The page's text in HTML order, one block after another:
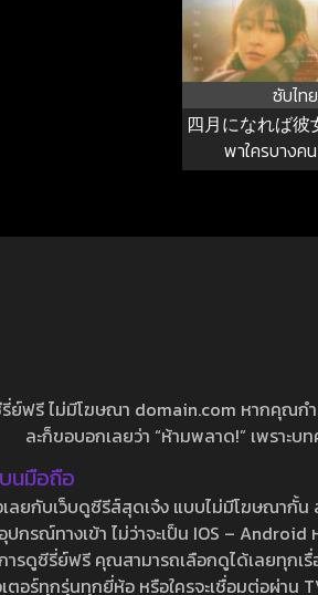
ซับไทย
四月になれば彼
พาใครบางค
ย์ฟรี ไม่มีโฆษณา domain.com หากคุณก
ละก็ขอบอกเลยว่า “ห้ามพลาด!” เพราะ
นมือถือ
ลยกับเว็บดูซีรีส์สุดเจ๋ง แบบไม่มีโฆษณากั้
ปกรณ์ทางเข้า ไม่ว่าจะเป็น IOS –
ารดูซีรี่ย์ฟรี คุณสามารถเลือกดูได้เลยทุกเ
ตอร์ทุกรุ่นทุกยี่ห้อ หรือใครจะเชื่อมต่อผ่าน